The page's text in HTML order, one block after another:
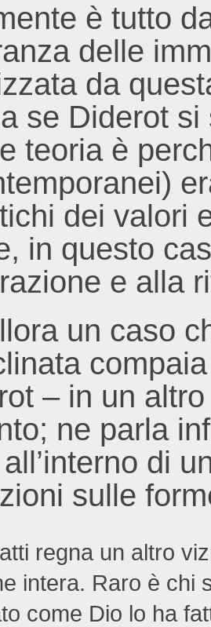
è tutto
delle
da
se Diderot
teoria è
dei valori
in questo
e alla
un caso
– in un
ne parla
all’interno di
sulle
regna un altro
intera. Raro è chi
come Dio lo ha